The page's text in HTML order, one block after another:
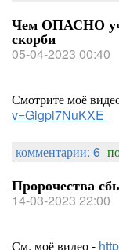
Чем ОПАСНО
скорби
05-04-2023 00:40
Смотрите моё
v=Gigpl7NuKXE
комментарии: 6
Пророчества
14-03-2023 22:00
См. моё видео -